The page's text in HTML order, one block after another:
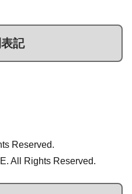
記
Reserved.
All Rights Reserved.